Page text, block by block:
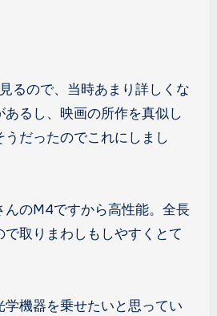
るので、当時あまり詳しくな
るし、映画の所作を真似し
だったのでこれにしまし
んのM4ですから高性能。全長
で取りまわしもしやすくとて
学機器を乗せたいと思ってい